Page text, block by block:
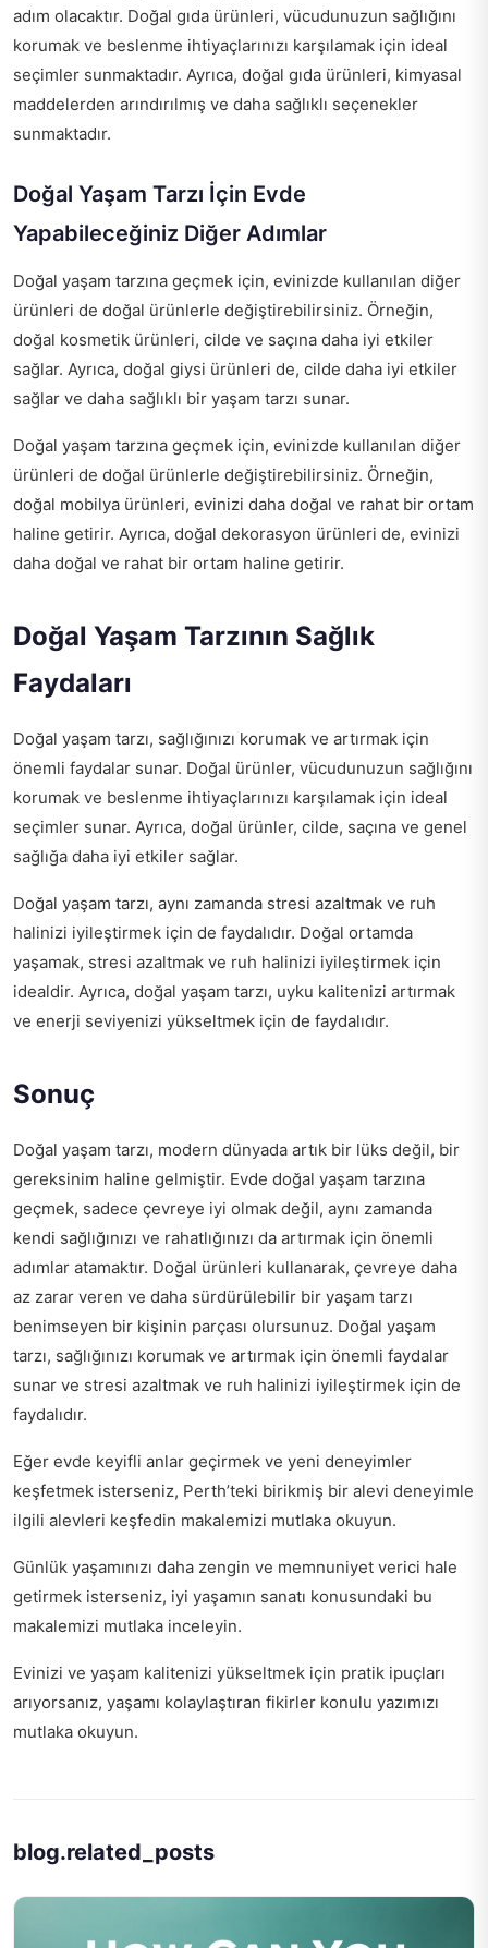
adım olacaktır. Doğal gıda ürünleri, vücudunuzun sağlığını
korumak ve beslenme ihtiyaçlarınızı karşılamak için ideal
seçimler sunmaktadır. Ayrıca, doğal gıda ürünleri, kimyasal
maddelerden arındırılmış ve daha sağlıklı seçenekler
sunmaktadır.
Doğal Yaşam Tarzı İçin Evde
Yapabileceğiniz Diğer Adımlar
Doğal yaşam tarzına geçmek için, evinizde kullanılan diğer
ürünleri de doğal ürünlerle değiştirebilirsiniz. Örneğin,
doğal kosmetik ürünleri, cilde ve saçına daha iyi etkiler
sağlar. Ayrıca, doğal giysi ürünleri de, cilde daha iyi etkiler
sağlar ve daha sağlıklı bir yaşam tarzı sunar.
Doğal yaşam tarzına geçmek için, evinizde kullanılan diğer
ürünleri de doğal ürünlerle değiştirebilirsiniz. Örneğin,
doğal mobilya ürünleri, evinizi daha doğal ve rahat bir ortam
haline getirir. Ayrıca, doğal dekorasyon ürünleri de, evinizi
daha doğal ve rahat bir ortam haline getirir.
Doğal Yaşam Tarzının Sağlık
Faydaları
Doğal yaşam tarzı, sağlığınızı korumak ve artırmak için
önemli faydalar sunar. Doğal ürünler, vücudunuzun sağlığını
korumak ve beslenme ihtiyaçlarınızı karşılamak için ideal
seçimler sunar. Ayrıca, doğal ürünler, cilde, saçına ve genel
sağlığa daha iyi etkiler sağlar.
Doğal yaşam tarzı, aynı zamanda stresi azaltmak ve ruh
halinizi iyileştirmek için de faydalıdır. Doğal ortamda
yaşamak, stresi azaltmak ve ruh halinizi iyileştirmek için
idealdir. Ayrıca, doğal yaşam tarzı, uyku kalitenizi artırmak
ve enerji seviyenizi yükseltmek için de faydalıdır.
Sonuç
Doğal yaşam tarzı, modern dünyada artık bir lüks değil, bir
gereksinim haline gelmiştir. Evde doğal yaşam tarzına
geçmek, sadece çevreye iyi olmak değil, aynı zamanda
kendi sağlığınızı ve rahatlığınızı da artırmak için önemli
adımlar atamaktır. Doğal ürünleri kullanarak, çevreye daha
az zarar veren ve daha sürdürülebilir bir yaşam tarzı
benimseyen bir kişinin parçası olursunuz. Doğal yaşam
tarzı, sağlığınızı korumak ve artırmak için önemli faydalar
sunar ve stresi azaltmak ve ruh halinizi iyileştirmek için de
faydalıdır.
Eğer evde keyifli anlar geçirmek ve yeni deneyimler
keşfetmek isterseniz, Perth’teki birikmiş bir alevi deneyimle
ilgili alevleri keşfedin makalemizi mutlaka okuyun.
Günlük yaşamınızı daha zengin ve memnuniyet verici hale
getirmek isterseniz, iyi yaşamın sanatı konusundaki bu
makalemizi mutlaka inceleyin.
Evinizi ve yaşam kalitenizi yükseltmek için pratik ipuçları
arıyorsanız, yaşamı kolaylaştıran fikirler konulu yazımızı
mutlaka okuyun.
blog.related_posts